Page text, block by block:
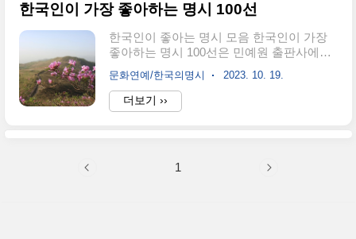
한국인이 가장 좋아하는 명시 100선
한국인이 좋아는 명시 모음 한국인이 가장
좋아하는 명시 100선은 민예원 출판사에서
출간한 에서 가져왔습니다. 필요에 따라 제
가 좋아하는 시도 추가했습니다. 하나, 별 하
나의 사랑 진달래꽃 - 김소월 서시 - 윤동주
사랑은 그렇게 오더이다 - 배연일 사모 - 조
소월 저녁에 - 김광섭 별 헤는 밤 - 윤동주 기
문화연예/한국의명시 2023. 10. 19.
더보기 ››
1